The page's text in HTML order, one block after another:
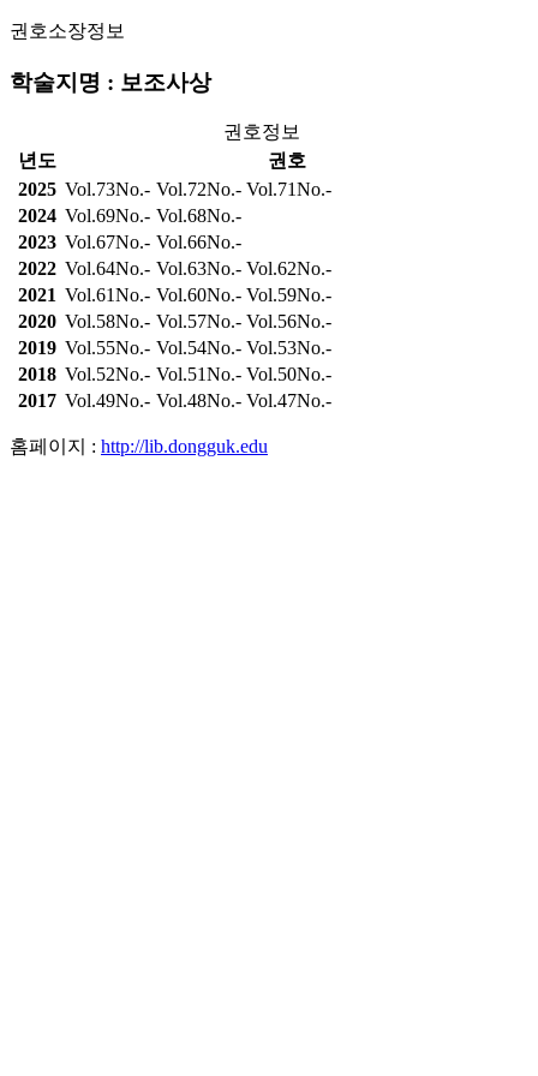
권호소장정보
학술지명 : 보조사상
권호정보
년도
권호
2025 Vol.73No.- Vol.72No.- Vol.71No.-
2024 Vol.69No.- Vol.68No.-
2023 Vol.67No.- Vol.66No.-
2022 Vol.64No.- Vol.63No.- Vol.62No.-
2021 Vol.61No.- Vol.60No.- Vol.59No.-
2020 Vol.58No.- Vol.57No.- Vol.56No.-
2019 Vol.55No.- Vol.54No.- Vol.53No.-
2018 Vol.52No.- Vol.51No.- Vol.50No.-
2017 Vol.49No.- Vol.48No.- Vol.47No.-
홈페이지 : http://lib.dongguk.edu